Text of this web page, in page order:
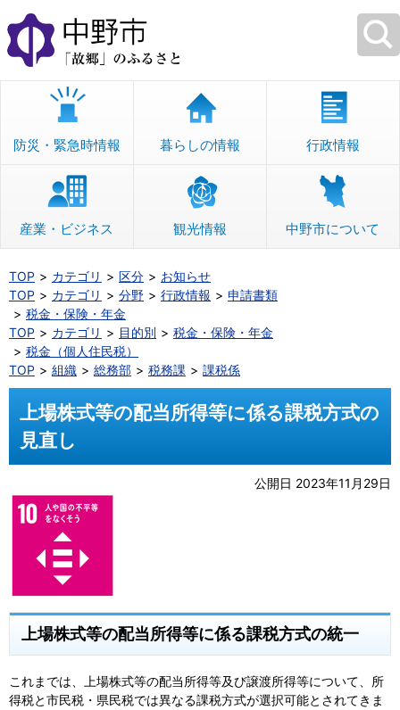
本
文
へ
移
防災・緊急時情報 暮らしの情報 行政情報
産業・ビジネス 観光情報 中野市について
TOP カテゴリ 区分
お知らせ
TOP
カテゴリ 分野 行政情報
申請書類
税金・保険・年金
TOP
カテゴリ 目的別
税金・保険・年金
税金（個人住民税）
TOP
組織 総務部 税務課 課税係
上場株式等の配当所得等に係る課税方式の
見直し
公開日 2023年11月29日
上場株式等の配当所得等に係る課税方式の統一
これまでは、上場株式等の配当所得等及び譲渡所得等について、所
得税と市民税・県民税では異なる課税方式が選択可能とされてきま